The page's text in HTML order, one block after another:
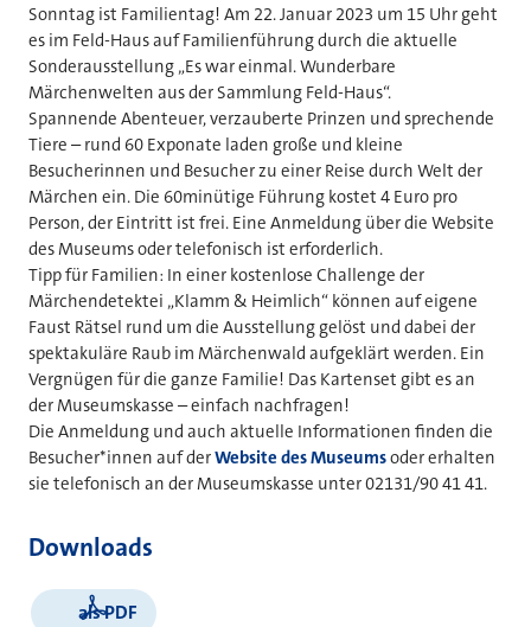
Sonntag ist Familientag! Am 22. Januar 2023 um 15 Uhr geht
es im Feld-Haus auf Familienführung durch die aktuelle
Sonderausstellung „Es war einmal. Wunderbare
Märchenwelten aus der Sammlung Feld-Haus“.
Spannende Abenteuer, verzauberte Prinzen und sprechende
Tiere – rund 60 Exponate laden große und kleine
Besucherinnen und Besucher zu einer Reise durch Welt der
Märchen ein. Die 60minütige Führung kostet 4 Euro pro
Person, der Eintritt ist frei. Eine Anmeldung über die Website
des Museums oder telefonisch ist erforderlich.
Tipp für Familien: In einer kostenlose Challenge der
Märchendetektei „Klamm & Heimlich“ können auf eigene
Faust Rätsel rund um die Ausstellung gelöst und dabei der
spektakuläre Raub im Märchenwald aufgeklärt werden. Ein
Vergnügen für die ganze Familie! Das Kartenset gibt es an
der Museumskasse – einfach nachfragen!
Die Anmeldung und auch aktuelle Informationen finden die
Besucher*innen auf derWebsite des Museumsoder erhalten
sie telefonisch an der Museumskasse unter 02131/90 41 41.
Downloads
als PDF